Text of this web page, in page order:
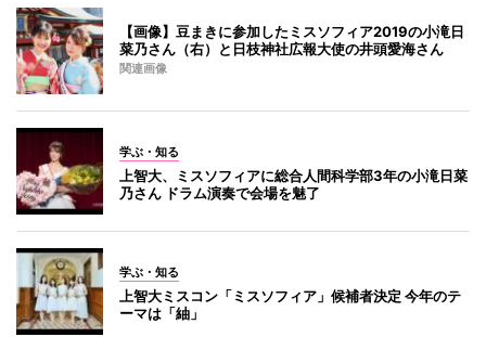
【画像】豆まきに参加したミスソフィア2019の小滝日
菜乃さん（右）と日枝神社広報大使の井頭愛海さん
関連画像
学ぶ・知る
上智大、ミスソフィアに総合人間科学部3年の小滝日菜
乃さん ドラム演奏で会場を魅了
学ぶ・知る
上智大ミスコン「ミスソフィア」候補者決定 今年のテ
ーマは「紬」